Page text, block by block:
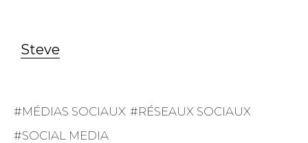
Steve
MÉDIAS SOCIAUX
RÉSEAUX SOCIAUX
SOCIAL MEDIA